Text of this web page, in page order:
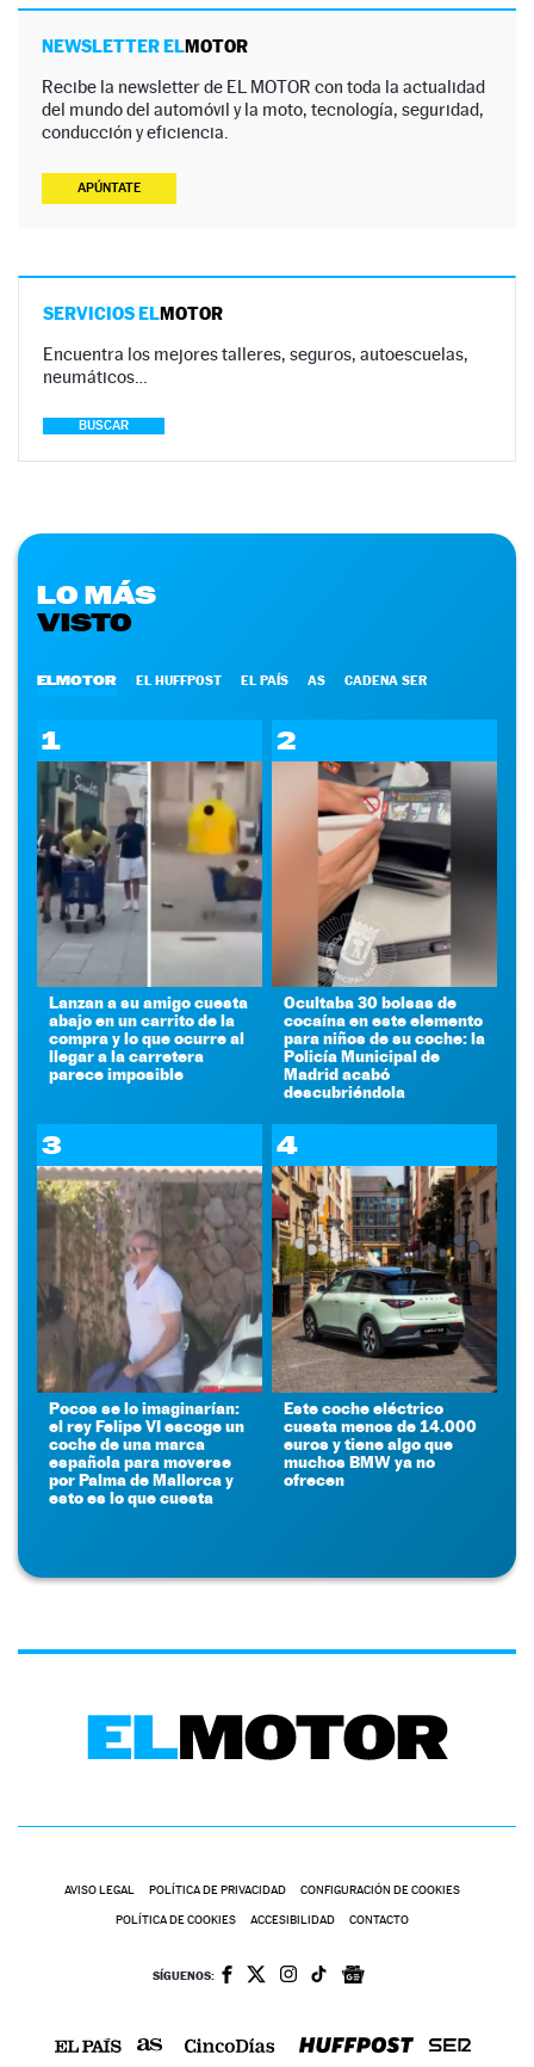
NEWSLETTER ELMOTOR
Recibe la newsletter de EL MOTOR con toda la actualidad
del mundo del automóvil y la moto, tecnología, seguridad,
conducción y eficiencia.
APÚNTATE
SERVICIOS ELMOTOR
Encuentra los mejores talleres, seguros, autoescuelas,
neumáticos…
BUSCAR
LO MÁS
VISTO
ELMOTOR EL HUFFPOST EL PAÍS AS CADENA SER
1
Lanzan a su amigo cuesta
abajo en un carrito de la
compra y lo que ocurre al
llegar a la carretera
parece imposible
2
Ocultaba 30 bolsas de
cocaína en este elemento
para niños de su coche: la
Policía Municipal de
Madrid acabó
descubriéndola
3
Pocos se lo imaginarían:
el rey Felipe VI escoge un
coche de una marca
española para moverse
por Palma de Mallorca y
esto es lo que cuesta
4
Este coche eléctrico
cuesta menos de 14.000
euros y tiene algo que
muchos BMW ya no
ofrecen
AVISO LEGAL POLÍTICA DE PRIVACIDAD CONFIGURACIÓN DE COOKIES
POLÍTICA DE COOKIES ACCESIBILIDAD CONTACTO
SÍGUENOS: